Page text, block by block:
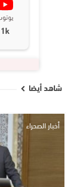
1k
شاهد أيضا
أخبار الصحراء